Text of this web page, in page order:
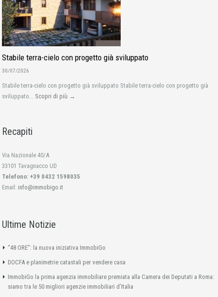
Stabile terra-cielo con progetto già sviluppato
30/07/2026
Stabile terra-cielo con progetto già sviluppato Stabile terra-cielo con progetto già
sviluppato... Scopri di più →
Recapiti
Via Nazionale 40/A
33101 Tavagnacco UD
Telefono: +39 0432 1598035
Email: info@immobigo.it
Ultime Notizie
“48 ORE”: la nuova iniziativa ImmobiGo
DOCFA e planimetrie catastali per vendere casa
ImmobiGo la prima agenzia immobiliare premiata alla Camera dei Deputati a Roma:
siamo tra le 50 migliori agenzie immobiliari d’Italia